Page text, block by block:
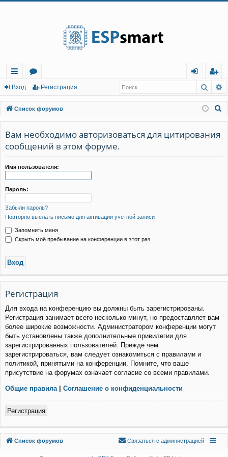
с
ы
лк
и
о
ру
м
ы
д
г
ис
тр
ац
Вход Регистрация
Список форумов
Вам необходимо авторизоваться для цитирования
сообщений в этом форуме.
Имя пользователя:
Пароль:
Забыли пароль?
Повторно выслать письмо для активации учётной записи
Запомнить меня
Скрыть моё пребывание на конференции в этот раз
Регистрация
Для входа на конференцию вы должны быть зарегистрированы.
Регистрация занимает всего несколько минут, но предоставляет вам
более широкие возможности. Администратором конференции могут
быть установлены также дополнительные привилегии для
зарегистрированных пользователей. Прежде чем
зарегистрироваться, вам следует ознакомиться с правилами и
политикой, принятыми на конференции. Помните, что ваше
присутствие на форумах означает согласие со всеми правилами.
Общие правила | Соглашение о конфиденциальности
Регистрация
Список форумов
Связаться с
Связаться с администрацией